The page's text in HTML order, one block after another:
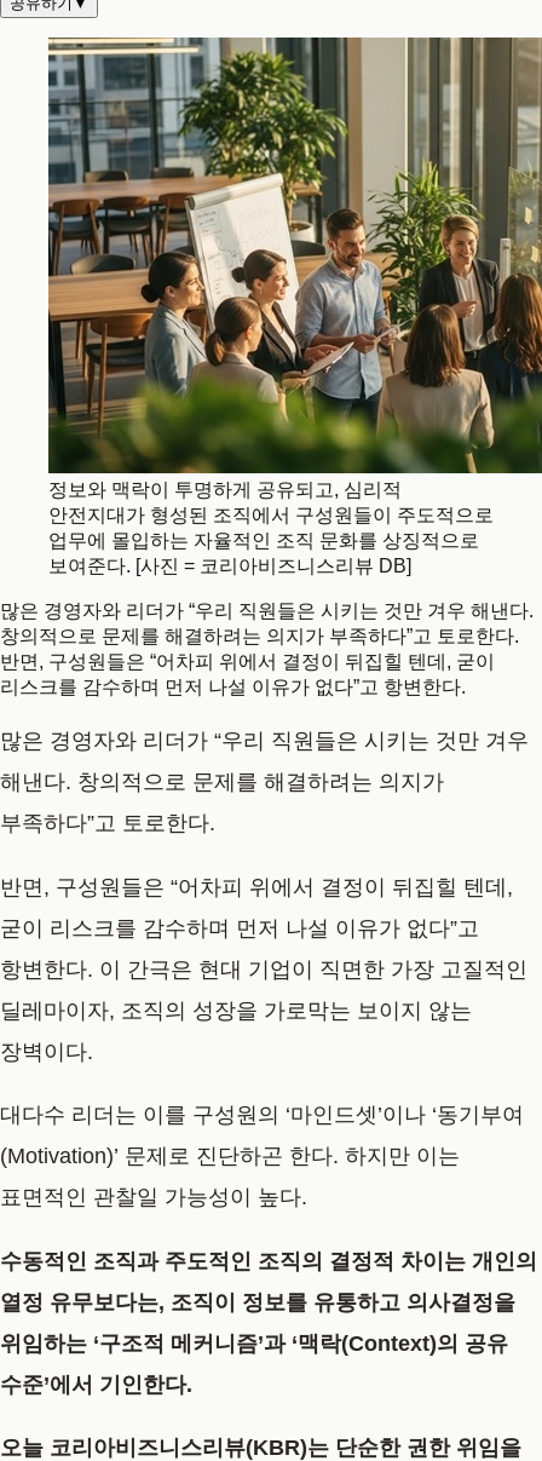
정보와 맥락이 투명하게 공유되고, 심리적
안전지대가 형성된 조직에서 구성원들이 주도적으로
업무에 몰입하는 자율적인 조직 문화를 상징적으로
보여준다. [사진 = 코리아비즈니스리뷰 DB]
많은 경영자와 리더가 “우리 직원들은 시키는 것만 겨우 해낸다.
창의적으로 문제를 해결하려는 의지가 부족하다”고 토로한다.
반면, 구성원들은 “어차피 위에서 결정이 뒤집힐 텐데, 굳이
리스크를 감수하며 먼저 나설 이유가 없다”고 항변한다.
많은 경영자와 리더가 “우리 직원들은 시키는 것만 겨우
해낸다. 창의적으로 문제를 해결하려는 의지가
부족하다”고 토로한다.
반면, 구성원들은 “어차피 위에서 결정이 뒤집힐 텐데,
굳이 리스크를 감수하며 먼저 나설 이유가 없다”고
항변한다. 이 간극은 현대 기업이 직면한 가장 고질적인
딜레마이자, 조직의 성장을 가로막는 보이지 않는
장벽이다.
대다수 리더는 이를 구성원의 ‘마인드셋’이나 ‘동기부여
(Motivation)’ 문제로 진단하곤 한다. 하지만 이는
표면적인 관찰일 가능성이 높다.
수동적인 조직과 주도적인 조직의 결정적 차이는 개인의
열정 유무보다는, 조직이 정보를 유통하고 의사결정을
위임하는 ‘구조적 메커니즘’과 ‘맥락(Context)의 공유
수준’에서 기인한다.
오늘 코리아비즈니스리뷰(KBR)는 단순한 권한 위임을